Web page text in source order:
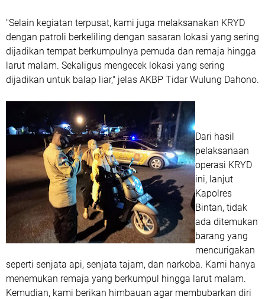
"Selain kegiatan terpusat, kami juga melaksanakan KRYD
dengan patroli berkeliling dengan sasaran lokasi yang sering
dijadikan tempat berkumpulnya pemuda dan remaja hingga
larut malam. Sekaligus mengecek lokasi yang sering
dijadikan untuk balap liar," jelas AKBP Tidar Wulung Dahono.
Dari hasil
pelaksanaan
operasi KRYD
ini, lanjut
Kapolres
Bintan, tidak
ada ditemukan
barang yang
mencurigakan
seperti senjata api, senjata tajam, dan narkoba. Kami hanya
menemukan remaja yang berkumpul hingga larut malam.
Kemudian, kami berikan himbauan agar membubarkan diri